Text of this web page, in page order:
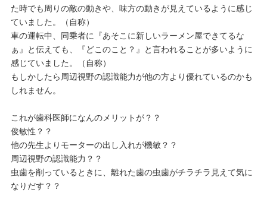
た時でも周りの敵の動きや、味方の動きが見えているように感じ
ていました。（自称）
車の運転中、同乗者に『あそこに新しいラーメン屋できてるな
ぁ』と伝えても、『どこのこと？』と言われることが多いように
感じていました。（自称）
もしかしたら周辺視野の認識能力が他の方より優れているのかも
しれません。
これが歯科医師になんのメリットが？？
俊敏性？？
他の先生よりモーターの出し入れが機敏？？
周辺視野の認識能力？？
虫歯を削っているときに、離れた歯の虫歯がチラチラ見えて気に
なりだす？？